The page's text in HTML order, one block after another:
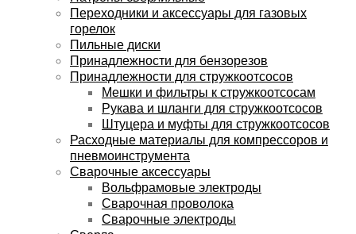
Переходники и аксессуары для газовых
горелок
Пильные диски
Принадлежности для бензорезов
Принадлежности для стружкоотсосов
Мешки и фильтры к стружкоотсосам
Рукава и шланги для стружкоотсосов
Штуцера и муфты для стружкоотсосов
Расходные материалы для компрессоров и
пневмоинструмента
Сварочные аксессуары
Вольфрамовые электроды
Сварочная проволока
Сварочные электроды